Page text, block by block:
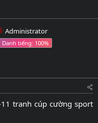
Administrator
tranh cúp cường sport